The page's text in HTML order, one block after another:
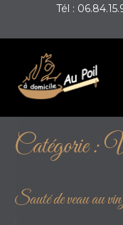
Tél :
Catégorie :
Sauté de veau au